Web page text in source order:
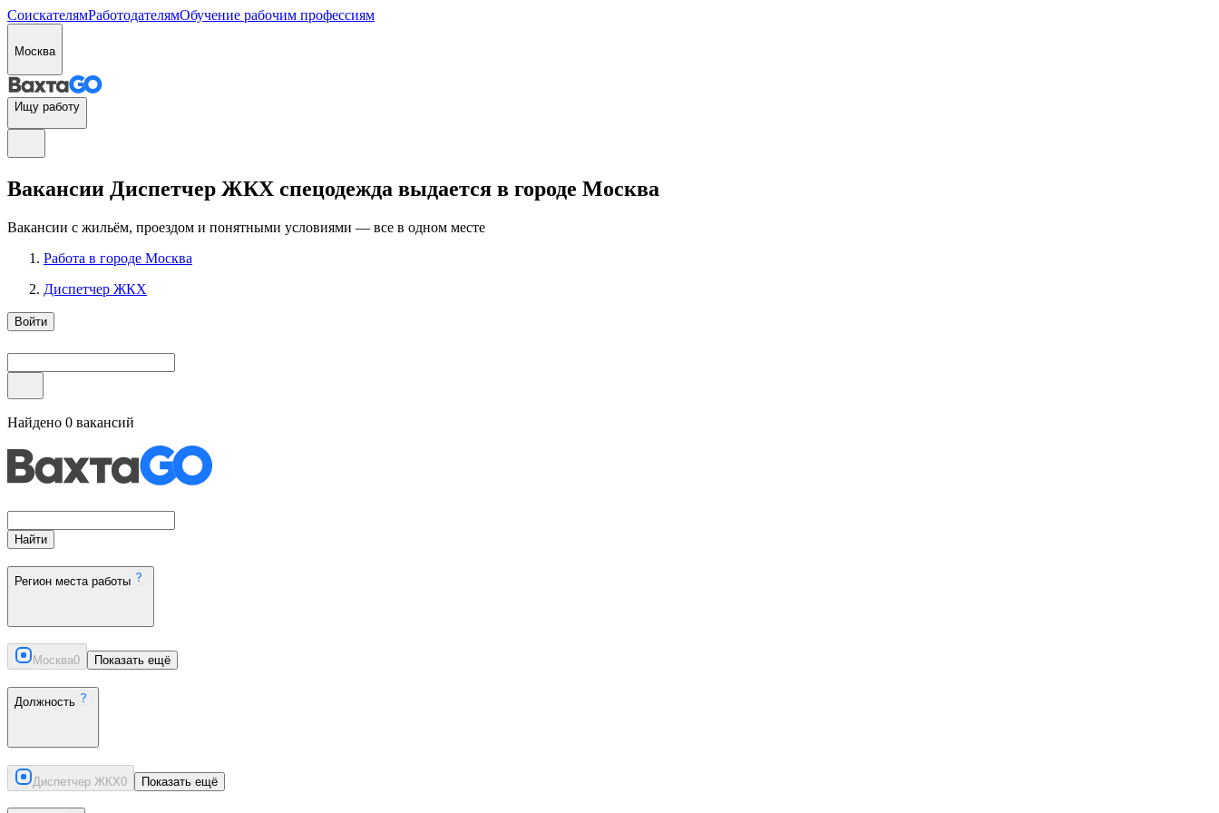
СоискателямРаботодателямОбучение рабочим профессиям
Москва
Ищу работу
Вакансии Диспетчер ЖКХ спецодежда выдается в городе Москва
Вакансии с жильём, проездом и понятными условиями — все в одном месте
Работа в городе Москва
Диспетчер ЖКХ
Войти
Найдено 0 вакансий
Найти
Регион места работы
Москва0 Показать ещё
Должность
Диспетчер ЖКХ0 Показать ещё